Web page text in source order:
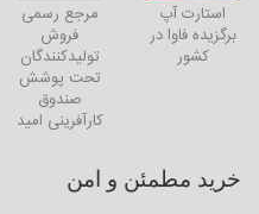
استارت آپ
برگزیده فاوا در
کشور
مرجع رسمی
فروش
تولیدکنندگان
تحت پوشش
صندوق
کارآفرینی امید
خرید مطمئن و امن